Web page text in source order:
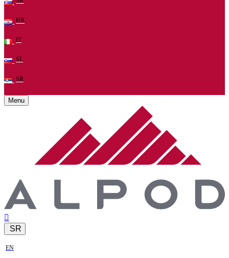
HR
IT
SL
SR
Menu
SR
EN